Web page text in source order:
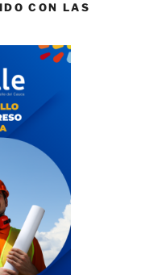
CON LAS